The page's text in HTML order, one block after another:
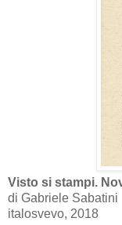
Visto si stampi.
di Gabriele Sabatini
italosvevo, 2018